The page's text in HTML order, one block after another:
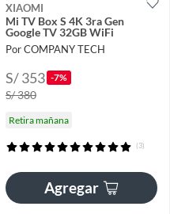
XIAOMI
Mi TV Box S 4K 3ra Gen
Google TV 32GB WiFi
Por COMPANY TECH
S/ 353 -7%
S/ 380
Retira mañana
(3)
Agregar